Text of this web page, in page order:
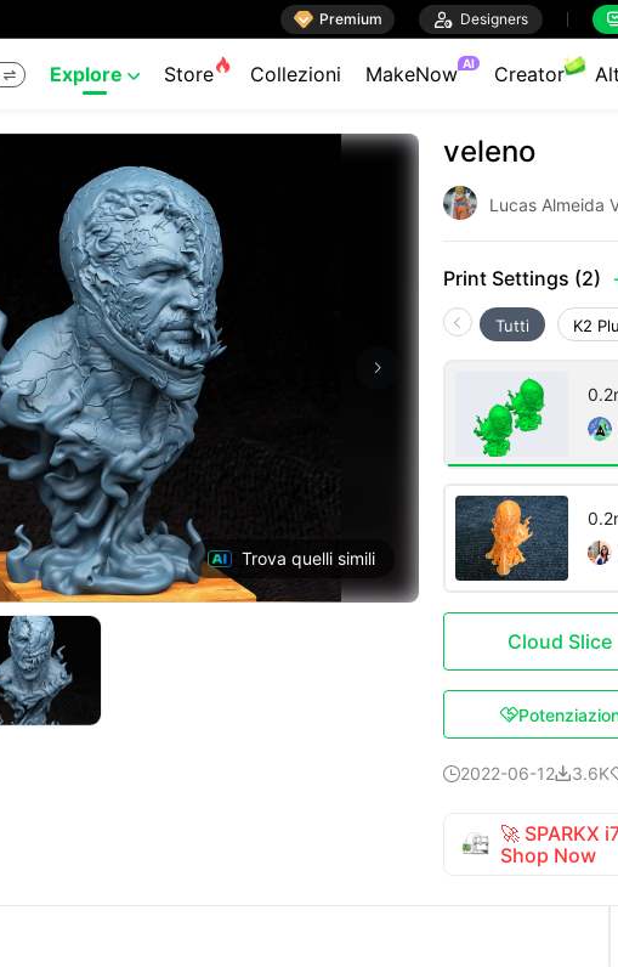
 Premium  Designers
 Explore  Store Collezioni MakeNow AI Creator
Trova quelli simili
veleno
Lucas Almeida
Print Settings (2)
Tutti K2
Cloud Slice

2022-06-123.6K
🚀 SPARKX
Shop Now